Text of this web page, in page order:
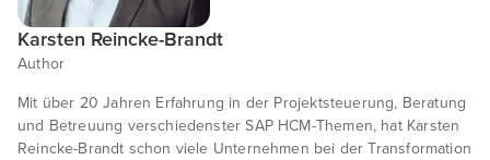
Karsten Reincke-Brandt
Author
Mit über 20 Jahren Erfahrung in der Projektsteuerung, Beratung
und Betreuung verschiedenster SAP HCM-Themen, hat Karsten
Reincke-Brandt schon viele Unternehmen bei der Transformation